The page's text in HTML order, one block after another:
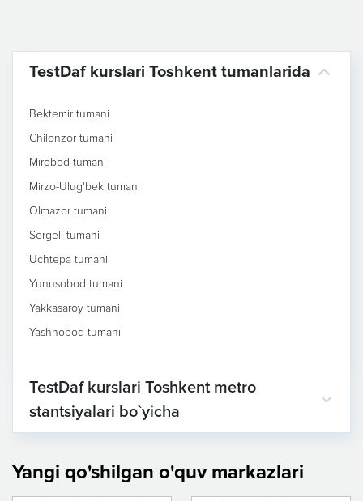
TestDaf kurslari Toshkent tumanlarida
Bektemir tumani
Chilonzor tumani
Mirobod tumani
Mirzo-Ulug'bek tumani
Olmazor tumani
Sergeli tumani
Uchtepa tumani
Yunusobod tumani
Yakkasaroy tumani
Yashnobod tumani
TestDaf kurslari Toshkent metro
stantsiyalari bo`yicha
Yangi qo'shilgan o'quv markazlari